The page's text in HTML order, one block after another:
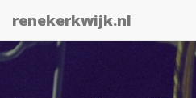
renekerkwijk.nl